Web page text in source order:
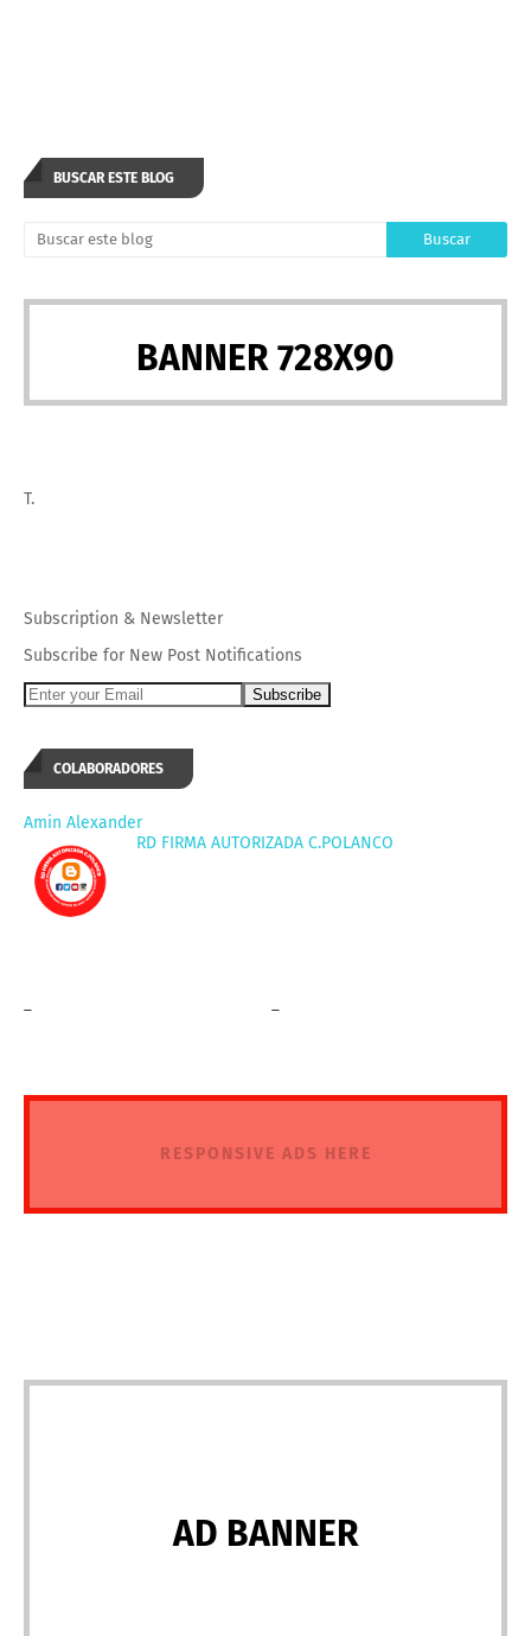
BUSCAR ESTE BLOG
BANNER 728X90
T.
Subscription & Newsletter
Subscribe for New Post Notifications
COLABORADORES
Amin Alexander
RD FIRMA AUTORIZADA C.POLANCO
RESPONSIVE ADS HERE
AD BANNER